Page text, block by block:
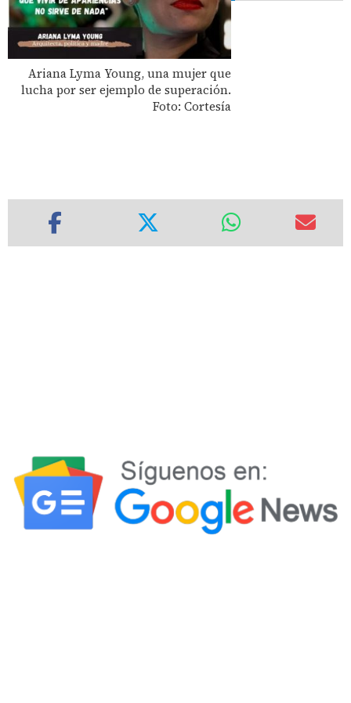
Ariana Lyma Young, una mujer que
lucha por ser ejemplo de superación.
Foto: Cortesía